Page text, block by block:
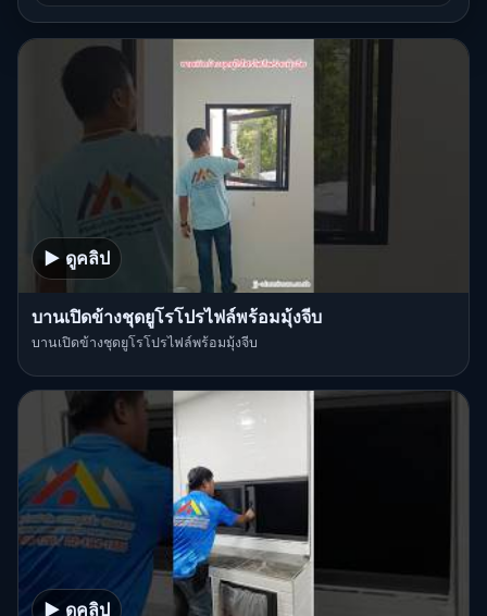
▶ ดูคลิป
บานเปิดข้างชุดยูโรโปรไฟล์พร้อมมุ้งจีบ
บานเปิดข้างชุดยูโรโปรไฟล์พร้อมมุ้งจีบ
▶ ดูคลิป